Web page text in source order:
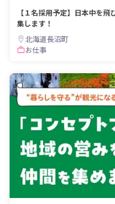
【１名採用予定】日本中を
集します！
北海道長沼町
お仕事